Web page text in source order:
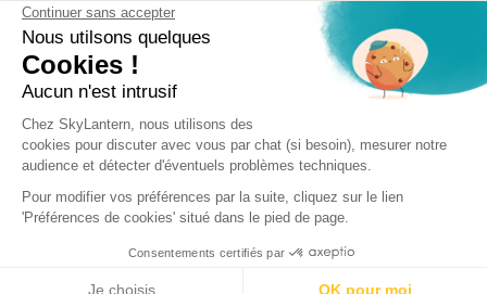
A Propos
Qui sommes-nous
Conditions générales de Vente
Mentions légales
Politique Antispam
Idée Design
Skylantern Original in the UK